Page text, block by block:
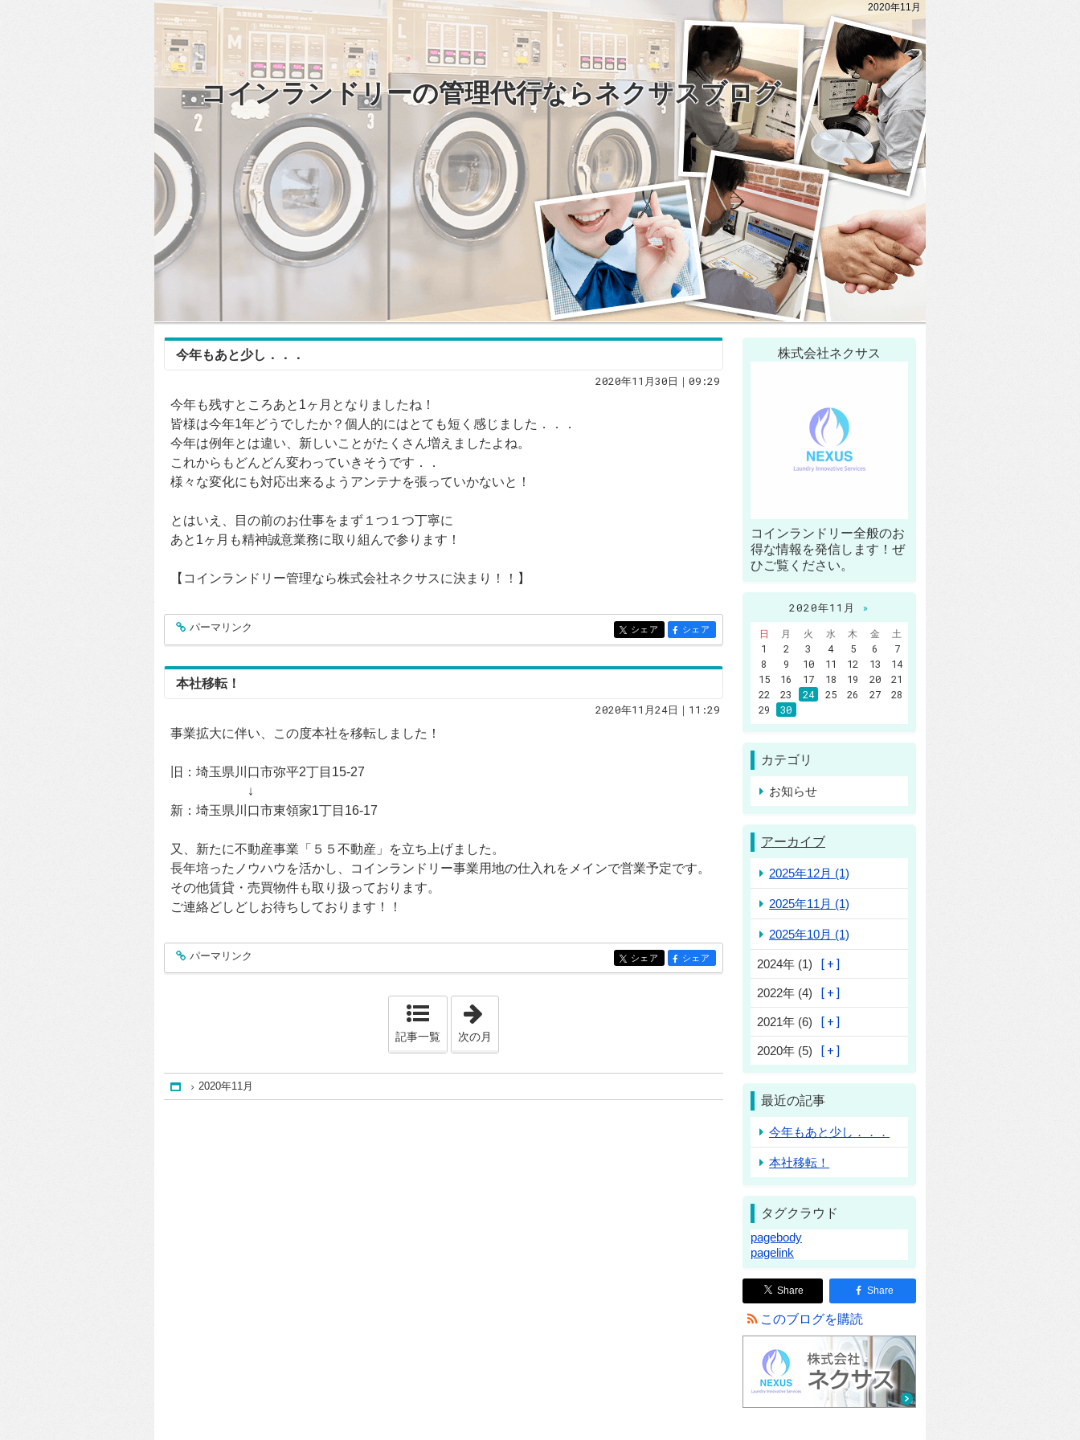
2020年11月
コインランドリーの管理代行ならネクサスブログ
今年もあと少し．．．
2020年11月30日｜09:29
今年も残すところあと1ヶ月となりましたね！
皆様は今年1年どうでしたか？個人的にはとても短く感じました．．．
今年は例年とは違い、新しいことがたくさん増えましたよね。
これからもどんどん変わっていきそうです．．
様々な変化にも対応出来るようアンテナを張っていかないと！
とはいえ、目の前のお仕事をまず１つ１つ丁寧に
あと1ヶ月も精神誠意業務に取り組んで参ります！
【コインランドリー管理なら株式会社ネクサスに決まり！！】
entry152
パーマリンク entry152
シェア entry152
シェア
本社移転！
2020年11月24日｜11:29
事業拡大に伴い、この度本社を移転しました！
旧：埼玉県川口市弥平2丁目15-27
↓
新：埼玉県川口市東領家1丁目16-17
又、新たに不動産事業「５５不動産」を立ち上げました。
長年培ったノウハウを活かし、コインランドリー事業用地の仕入れをメインで営業予定です。
その他賃貸・売買物件も取り扱っております。
ご連絡どしどしお待ちしております！！
entry151
パーマリンク entry151
シェア entry151
シェア
記事一覧 次の月
Home
2020年11月
株式会社ネクサス
コインランドリー全般のお
得な情報を発信します！ぜ
ひご覧ください。
2020年11月
»
日
月 火 水 木 金
土
1
2 3 4 5 6
7
8
9 10 11 12 13
14
15
16 17 18 19 20
21
22
23 24 25 26 27
28
29
30
カテゴリ
お知らせ
アーカイブ
2025年12月 (1)
2025年11月 (1)
2025年10月 (1)
2024年 (1)
2022年 (4)
2021年 (6)
2020年 (5)
最近の記事
今年もあと少し．．．
本社移転！
タグクラウド
pagebody
pagelink
Share Share
このブログを購読